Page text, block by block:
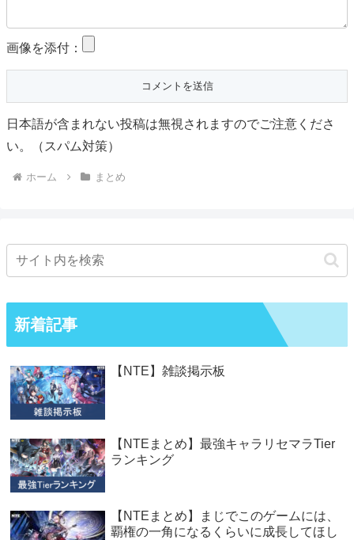
画像を添付：
日本語が含まれない投稿は無視されますのでご注意くださ
い。（スパム対策）
ホーム まとめ
新着記事
【NTE】雑談掲示板
【NTEまとめ】最強キャラリセマラTier
ランキング
【NTEまとめ】まじでこのゲームには、
覇権の一角になるくらいに成長してほし